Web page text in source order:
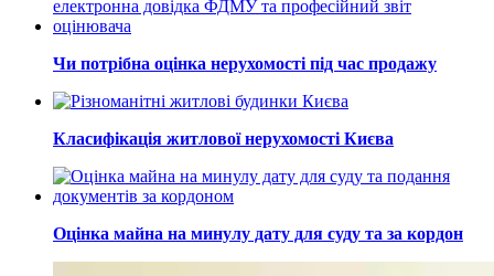
Чи потрібна оцінка нерухомості під час продажу
Класифікація житлової нерухомості Києва
Оцінка майна на минулу дату для суду та за кордон